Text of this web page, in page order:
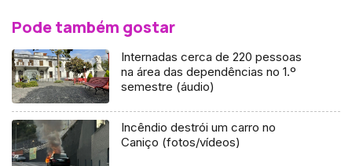
Pode também gostar
Internadas cerca de 220 pessoas
na área das dependências no 1.º
semestre (áudio)
Incêndio destrói um carro no
Caniço (fotos/vídeos)